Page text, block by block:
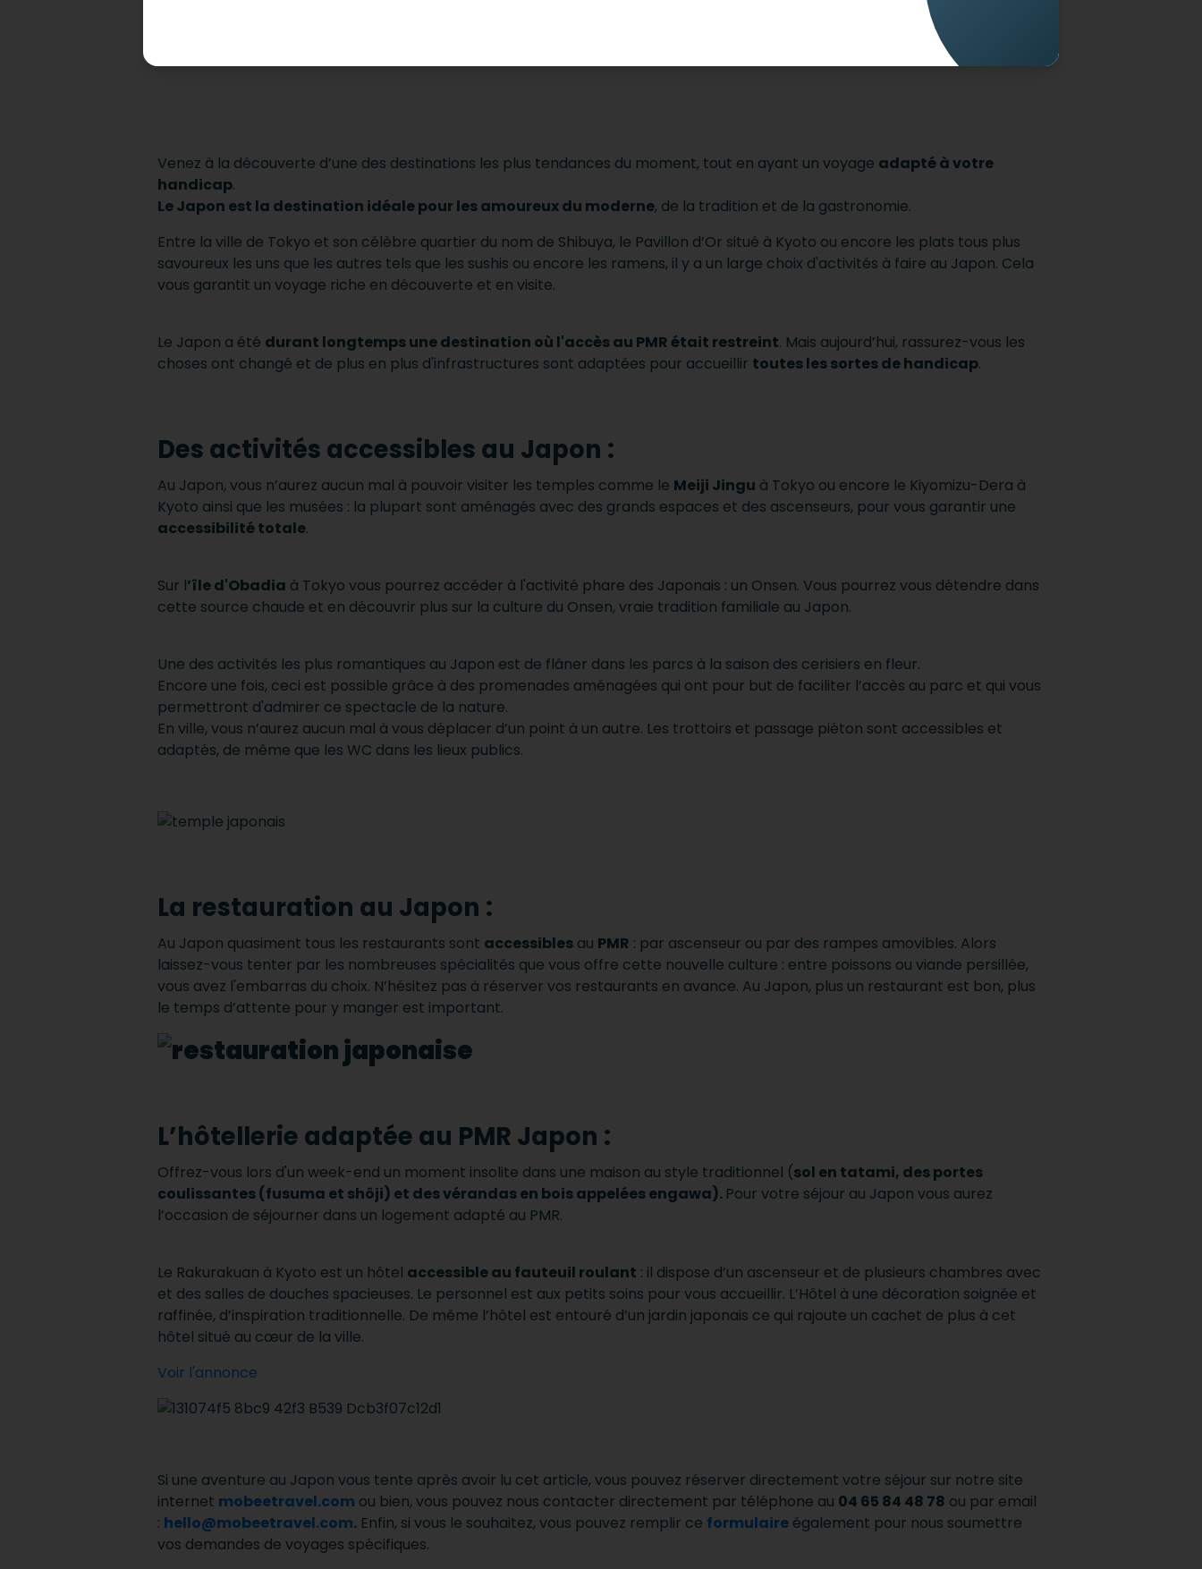
? Envie de découvrir une nouvelle culture, de rompre avec votre quotidien et de passer des
vacances inoubliables ? mobee travel vous permet de réaliser vos rêves pour qu'ils soient (enfin) daccessibles.
Venez à la découverte d’une des destinations les plus tendances du moment, tout en ayant un voyage adapté à votre
handicap.
Le Japon est la destination idéale pour les amoureux du moderne, de la tradition et de la gastronomie.
Entre la ville de Tokyo et son célèbre quartier du nom de Shibuya, le Pavillon d’Or situé à Kyoto ou encore les plats tous plus
savoureux les uns que les autres tels que les sushis ou encore les ramens, il y a un large choix d'activités à faire au Japon. Cela
vous garantit un voyage riche en découverte et en visite.
Le Japon a été durant longtemps une destination où l'accès au PMR était restreint. Mais aujourd’hui, rassurez-vous les
choses ont changé et de plus en plus d'infrastructures sont adaptées pour accueillir toutes les sortes de handicap.
Des activités accessibles au Japon :
Au Japon, vous n’aurez aucun mal à pouvoir visiter les temples comme le Meiji Jingu à Tokyo ou encore le Kiyomizu-Dera à
Kyoto ainsi que les musées : la plupart sont aménagés avec des grands espaces et des ascenseurs, pour vous garantir une
accessibilité totale.
Sur l’île d'Obadia à Tokyo vous pourrez accéder à l'activité phare des Japonais : un Onsen. Vous pourrez vous détendre dans
cette source chaude et en découvrir plus sur la culture du Onsen, vraie tradition familiale au Japon.
Une des activités les plus romantiques au Japon est de flâner dans les parcs à la saison des cerisiers en fleur.
Encore une fois, ceci est possible grâce à des promenades aménagées qui ont pour but de faciliter l’accès au parc et qui vous
permettront d'admirer ce spectacle de la nature.
En ville, vous n’aurez aucun mal à vous déplacer d’un point à un autre. Les trottoirs et passage piéton sont accessibles et
adaptés, de même que les WC dans les lieux publics.
La restauration au Japon :
Au Japon quasiment tous les restaurants sont accessibles au PMR : par ascenseur ou par des rampes amovibles. Alors
laissez-vous tenter par les nombreuses spécialités que vous offre cette nouvelle culture : entre poissons ou viande persillée,
vous avez l'embarras du choix. N’hésitez pas à réserver vos restaurants en avance. Au Japon, plus un restaurant est bon, plus
le temps d’attente pour y manger est important.
L’hôtellerie adaptée au PMR Japon :
Offrez-vous lors d'un week-end un moment insolite dans une maison au style traditionnel (sol en tatami, des portes
coulissantes (fusuma et shôji) et des vérandas en bois appelées engawa). Pour votre séjour au Japon vous aurez
l’occasion de séjourner dans un logement adapté au PMR.
Le Rakurakuan à Kyoto est un hôtel accessible au fauteuil roulant : il dispose d’un ascenseur et de plusieurs chambres avec
et des salles de douches spacieuses. Le personnel est aux petits soins pour vous accueillir. L’Hôtel à une décoration soignée et
raffinée, d’inspiration traditionnelle. De même l’hôtel est entouré d’un jardin japonais ce qui rajoute un cachet de plus à cet
hôtel situé au cœur de la ville.
Voir l'annonce
Si une aventure au Japon vous tente après avoir lu cet article, vous pouvez réserver directement votre séjour sur notre site
internet mobeetravel.com ou bien, vous pouvez nous contacter directement par téléphone au 04 65 84 48 78 ou par email
: hello@mobeetravel.com. Enfin, si vous le souhaitez, vous pouvez remplir ce formulaire également pour nous soumettre
vos demandes de voyages spécifiques.